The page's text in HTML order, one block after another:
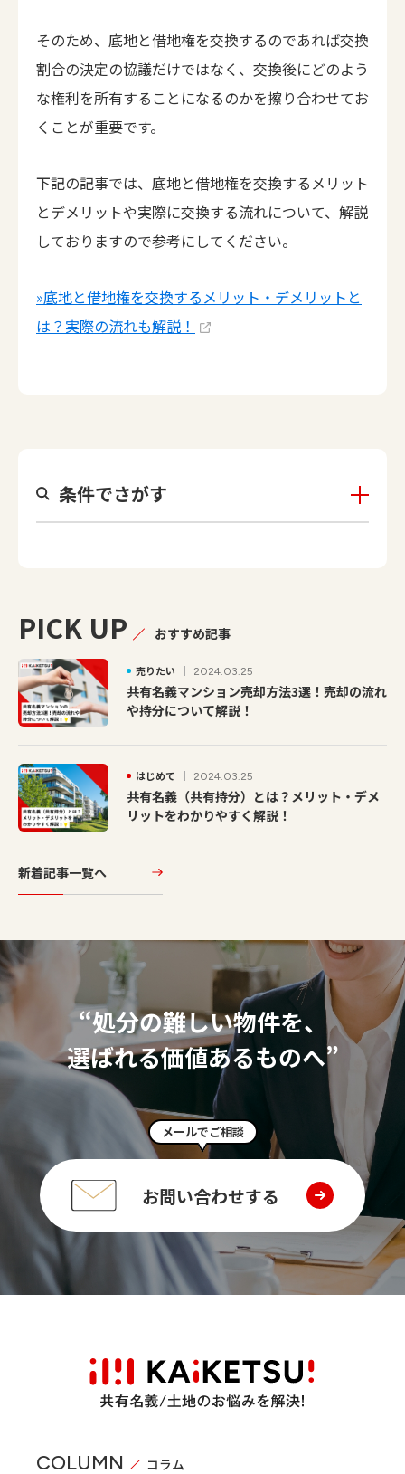
そのため、底地と借地権を交換するのであれば交換
割合の決定の協議だけではなく、交換後にどのよう
な権利を所有することになるのかを擦り合わせてお
くことが重要です。
下記の記事では、底地と借地権を交換するメリット
とデメリットや実際に交換する流れについて、解説
しておりますので参考にしてください。
»底地と借地権を交換するメリット・デメリットと
は？実際の流れも解説！
条件でさがす
PICK UP おすすめ記事
売りたい 2024.03.25
共有名義マンション売却方法3選！売却の流れ
や持分について解説！
はじめて 2024.03.25
共有名義（共有持分）とは？メリット・デメ
リットをわかりやすく解説！
新着記事一覧へ
“処分の難しい物件を、
選ばれる価値あるものへ”
お問い合わせする
メールでご相談
COLUMN コラム